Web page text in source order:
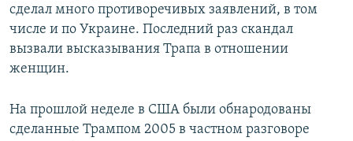
сделал много противоречивых заявлений, в том
числе и по Украине. Последний раз скандал
вызвали высказывания Трапа в отношении
женщин.
На прошлой неделе в США были обнародованы
сделанные Трампом 2005 в частном разговоре